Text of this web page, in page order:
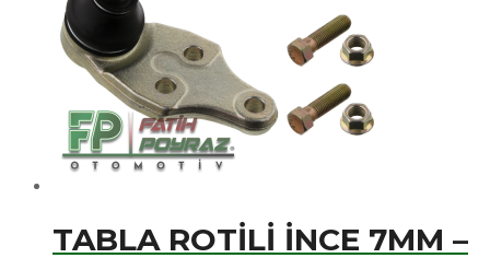
TABLA ROTİLİ İNCE 7MM –